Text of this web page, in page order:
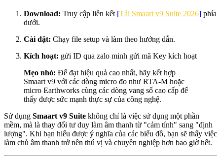
Download: Truy cập liên kết [Tải Smaart v9 Suite 2026] phía
dưới.
Cài đặt: Chạy file setup và làm theo hướng dẫn.
Kích hoạt: gửi ID qua zalo minh gửi mã Key kích hoạt
Mẹo nhỏ: Để đạt hiệu quả cao nhất, hãy kết hợp
Smaart v9 với các dòng micro đo như RTA-M hoặc
micro Earthworks cùng các dòng vang số cao cấp để
thấy được sức mạnh thực sự của công nghệ.
Sử dụng Smaart v9 Suite không chỉ là việc sử dụng một phần
mềm, mà là thay đổi tư duy làm âm thanh từ "cảm tính" sang "định
lượng". Khi bạn hiểu được ý nghĩa của các biểu đồ, bạn sẽ thấy việc
làm chủ âm thanh trở nên thú vị và chuyên nghiệp hơn bao giờ hết.